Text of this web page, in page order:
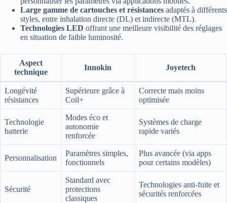
Large gamme de cartouches et résistances adaptés à différents
styles, entre inhalation directe (DL) et indirecte (MTL).
Technologies LED offrant une meilleure visibilité des réglages
en situation de faible luminosité.
Aspect
technique
Innokin Joyetech
Longévité
résistances
Supérieure grâce à
Coil+
Correcte mais moins
optimisée
Technologie
batterie
Modes éco et
autonomie
renforcée
Systèmes de charge
rapide variés
Personnalisation
Paramètres simples,
fonctionnels
Plus avancée (via apps
pour certains modèles)
Sécurité
Standard avec
protections
classiques
Technologies anti-fuite et
sécurités renforcées